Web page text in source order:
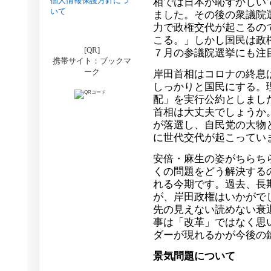
いて
[QR]
携帯サイト：ブックマ
ーク
ました。その後の衆議
力で政権交代が起こる
こる。」しかし国民は
７月の参議院選挙にも注
岸田首相はコロナの終
しっかりと国民にする
配」を実行公約としまし
首相は大丈夫でしょうか
が落選し、自民党の大
に世代交代が起こってい
安倍・麻生の姿がちらち
くの問題をどう解決す
れる今期です。過去、長
が、岸田政権はいかがで
先の見えない読めない
事は「改革」ではなく思
ダーが現れるかが今後の
景気問題について